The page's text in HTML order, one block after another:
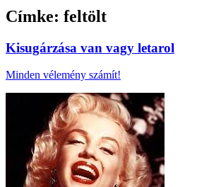
Címke: feltölt
Kisugárzása van vagy letarol
Minden vélemény számít!